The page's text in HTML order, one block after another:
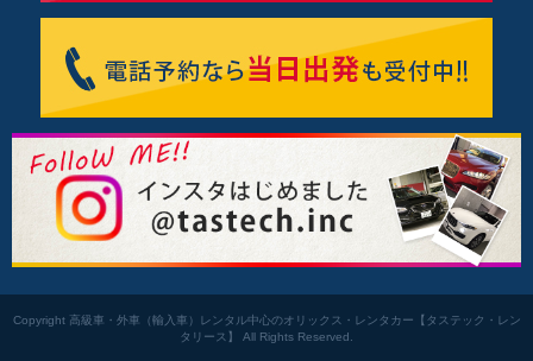
Copyright 高級車・外車（輸入車）レンタル中心のオリックス・レンタカー【タステック・レン
タリース】 All Rights Reserved.